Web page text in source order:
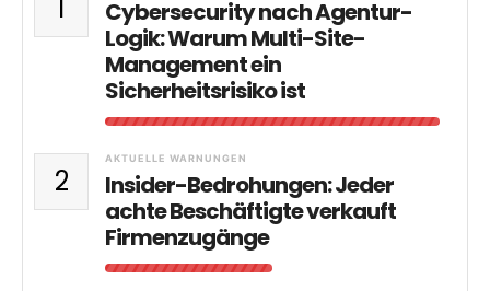
1
Cybersecurity nach Agentur-
Logik: Warum Multi-Site-
Management ein
Sicherheitsrisiko ist
2
AKTUELLE WARNUNGEN
Insider-Bedrohungen: Jeder
achte Beschäftigte verkauft
Firmenzugänge